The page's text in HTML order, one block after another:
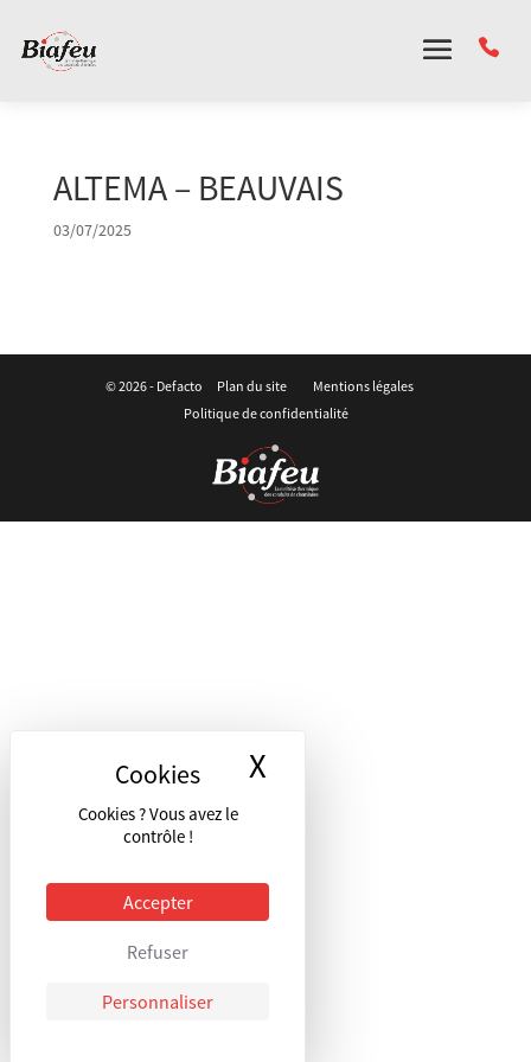
Cookies ? Vous avez le
contrôle !
Accepter
Refuser
Personnaliser
X
ALTEMA – BEAUVAIS
03/07/2025
© 2026 - Defacto Plan du site
Mentions légales
Politique de confidentialité